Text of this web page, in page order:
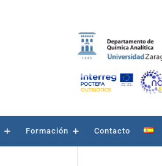
Formación Contacto